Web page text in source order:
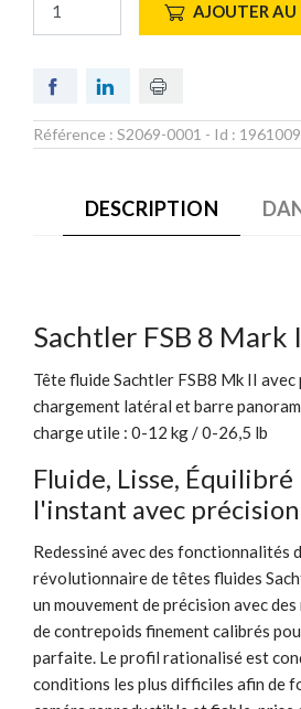
AJOUTER AU
Référence : S2069-0001 - Id : 1961009
DESCRIPTION
Sachtler FSB 8 Mark
Tête fluide Sachtler FSB8 Mk II avec
chargement latéral et barre
charge utile : 0-12 kg / 0-26,5 lb
Fluide, Lisse,
l'instant avec précision
Redessiné avec des fonctionnalités
révolutionnaire de têtes fluides
un mouvement de précision avec
de contrepoids finement calibrés
parfaite. Le profil rationalisé est
conditions les plus difficiles afin de